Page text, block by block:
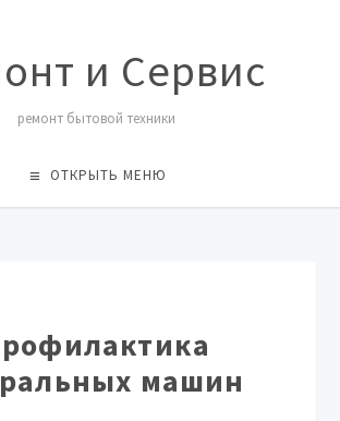
и Сервис
ремонт бытовой техники
ОТКРЫТЬ МЕНЮ
машин